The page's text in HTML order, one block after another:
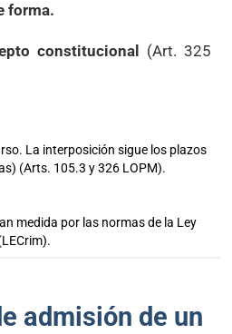
forma.
constitucional
(Art. 325
La interposición sigue los plazos
(Arts. 105.3 y 326 LOPM).
medida por las normas de la Ley
admisión de un